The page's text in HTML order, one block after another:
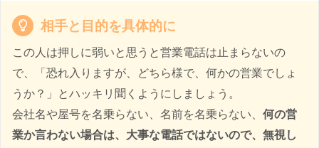
相手と目的を具体的に
この人は押しに弱いと思うと営業電話は止まらないの
で、「恐れ入りますが、どちら様で、何かの営業でしょ
うか？」とハッキリ聞くようにしましょう。
会社名や屋号を名乗らない、名前を名乗らない、 何の営
業か言わない場合は、大事な電話ではないので、無視し